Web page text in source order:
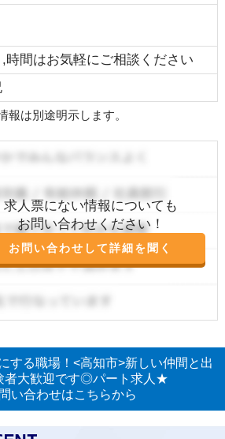
時間はお気軽にご相談ください
は別途明示します。
求人票にない情報についても
お問い合わせください！
お問い合わせして詳細を聞く
する職場！<高知市>新しい仲間と出
者大歓迎です◎パート求人★
い合わせはこちらから